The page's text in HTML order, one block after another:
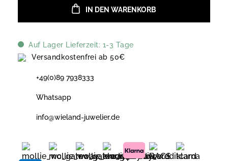
IN DEN WARENKORB
Auf Lager Lieferzeit: 1-3 Tage
Versandkostenfrei ab 50€
+49(0)89 7938333
Whatsapp
info@wieland-juwelier.de